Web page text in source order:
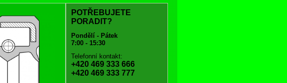
POTŘEBUJETE
PORADIT?
Pondělí - Pátek
7:00 - 15:30
Telefonní kontakt:
+420 469 333 666
+420 469 333 777